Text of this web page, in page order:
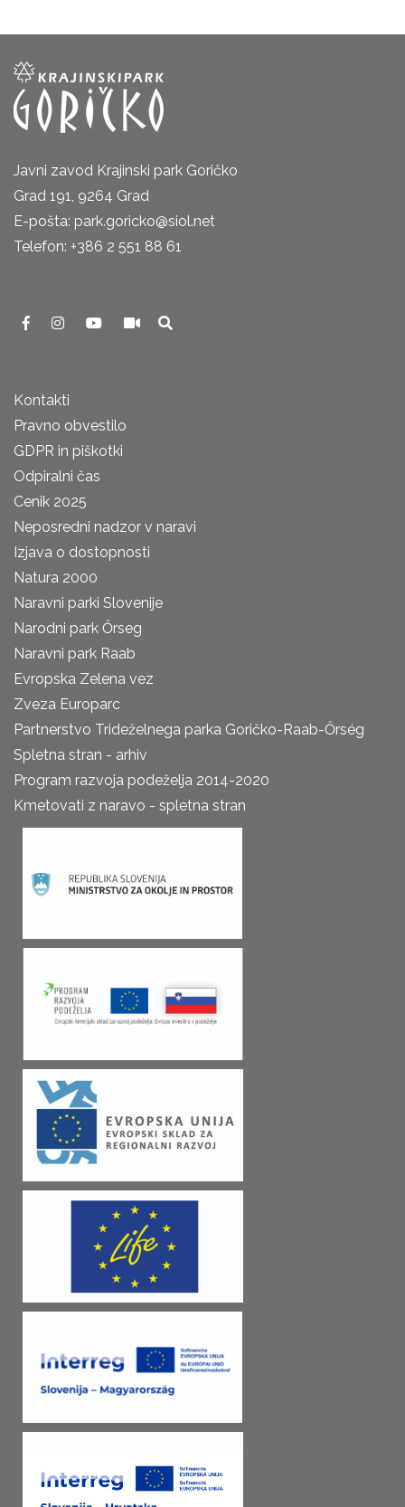
Javni zavod Krajinski park Goričko
Grad 191, 9264 Grad
E-pošta: park.goricko@siol.net
Telefon: +386 2 551 88 61
Kontakti
Pravno obvestilo
GDPR in piškotki
Odpiralni čas
Cenik 2025
Neposredni nadzor v naravi
Izjava o dostopnosti
Natura 2000
Naravni parki Slovenije
Narodni park Őrseg
Naravni park Raab
Evropska Zelena vez
Zveza Europarc
Partnerstvo Trideželnega parka Goričko-Raab-Őrség
Spletna stran - arhiv
Program razvoja podeželja 2014-2020
Kmetovati z naravo - spletna stran